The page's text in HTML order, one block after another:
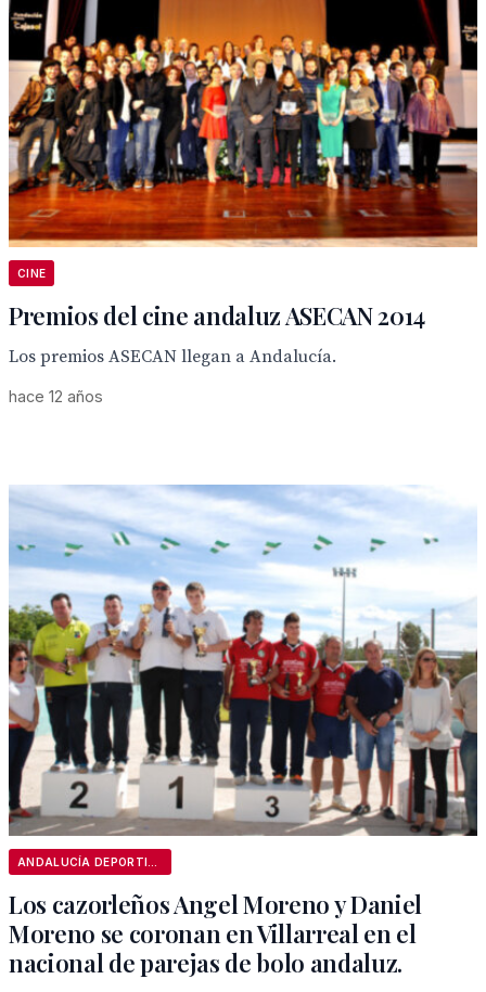
CINE
Premios del cine andaluz ASECAN 2014
Los premios ASECAN llegan a Andalucía.
hace 12 años
Los cazorleños Angel Moreno y Daniel
Moreno se coronan en Villarreal en el
nacional de parejas de bolo andaluz.